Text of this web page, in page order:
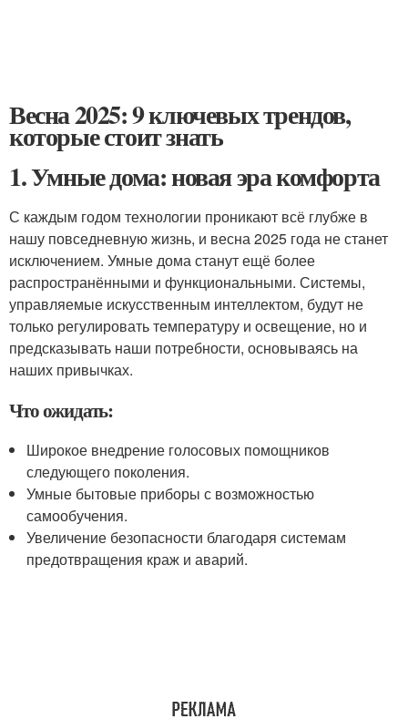
Весна 2025: 9 ключевых трендов,
которые стоит знать
1. Умные дома: новая эра комфорта
С каждым годом технологии проникают всё глубже в
нашу повседневную жизнь, и весна 2025 года не станет
исключением. Умные дома станут ещё более
распространёнными и функциональными. Системы,
управляемые искусственным интеллектом, будут не
только регулировать температуру и освещение, но и
предсказывать наши потребности, основываясь на
наших привычках.
Что ожидать:
Широкое внедрение голосовых помощников
следующего поколения.
Умные бытовые приборы с возможностью
самообучения.
Увеличение безопасности благодаря системам
предотвращения краж и аварий.